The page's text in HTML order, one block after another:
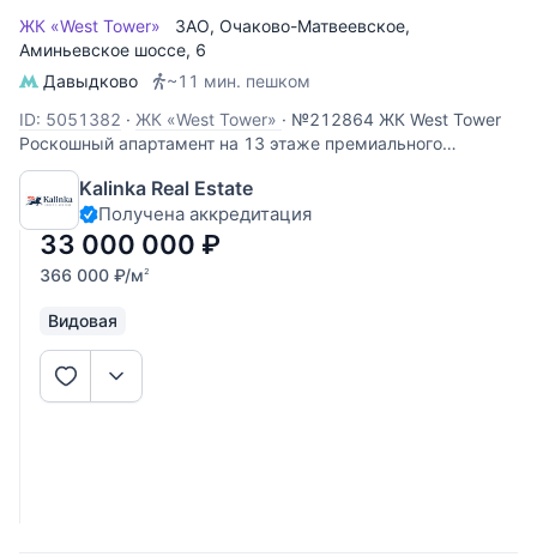
ЖК «West Tower» ЗАО, Очаково-Матвеевское,
Аминьевское шоссе, 6
Давыдково
~11 мин. пешком
ID: 5051382 · ЖК «West Tower» · №212864 ЖК West Tower
Роскошный апартамент на 13 этаже премиального
комплекса West Tower. Этот объект идеально подходит для
личного проживания или сдачи в аренду с высокой
доходностью. Панорамные виды: высокий 13 этаж
открывает захватывающий
Kalinka Real Estate
Получена аккредитация
33 000 000 ₽
366 000 ₽/м2
Видовая